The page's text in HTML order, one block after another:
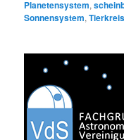
Planetensystem,
Sonnensystem,Tierkreis